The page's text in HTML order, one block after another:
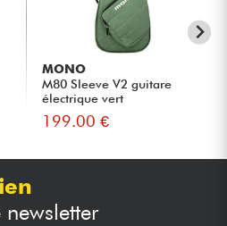
MONO
M80 Sleeve V2 guitare
électrique vert
199.00 €